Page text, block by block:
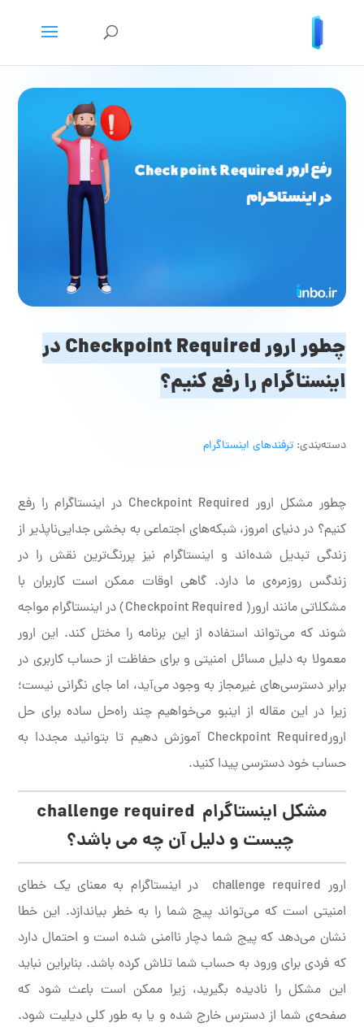
چطور ارور Checkpoint Required در
اینستاگرام را رفع کنیم؟
دسته‌بندی:ترفندهای اینستاگرام
چطور مشکل ارور Checkpoint Required در اینستاگرام را رفع
کنیم؟ در دنیای امروز، شبکه‌های اجتماعی به بخشی جدایی‌ناپذیر از
زندگی تبدیل شده‌اند و اینستاگرام نیز پررنگ‌ترین نقش را در
زندگس روزمره‌ی ما دارد. گاهی اوقات ممکن است کاربران با
مشکلاتی مانند ارور( Checkpoint Required) در اینستاگرام مواجه
شوند که می‌تواند استفاده از این برنامه را مختل کند. این ارور
معمولا به دلیل مسائل امنیتی و برای حفاظت از حساب کاربری در
برابر دسترسی‌های غیرمجاز به وجود می‌آید، اما جای نگرانی نیست؛
زیرا در این مقاله از اینبو می‌خواهیم چند راه‌حل ساده برای حل
ارورCheckpoint Required آموزش دهیم تا بتوانید مجددا به
حساب خود دسترسی پیدا کنید.
مشکل اینستاگرام challenge required
چیست و دلیل آن چه می باشد؟
ارور challenge required در اینستاگرام به معنای یک خطای
امنیتی است که می‌تواند پیج شما را به خطر بیاندازد. این خطا
نشان می‌دهد که پیج شما دچار ناامنی شده است و احتمال دارد
که فردی برای ورود به حساب شما تلاش کرده باشد. بنابراین نباید
این مشکل را نادیده بگیرید، زیرا ممکن است باعث شود که
صفحه‌ی شما از دسترس خارج شده و یا به طور کلی دیلیت شود.